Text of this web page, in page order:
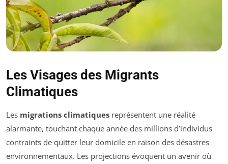
Les Visages des Migrants
Climatiques
Les migrations climatiques représentent une réalité
alarmante, touchant chaque année des millions d’individus
contraints de quitter leur domicile en raison des désastres
environnementaux. Les projections évoquent un avenir où